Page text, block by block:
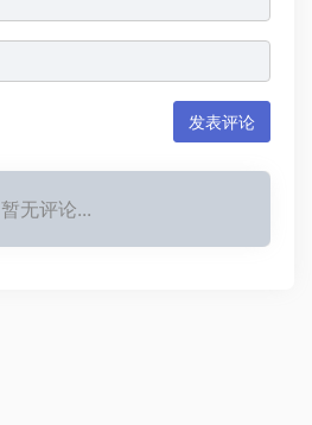
发表评论
暂无评论...